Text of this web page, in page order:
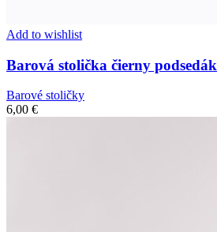
Add to wishlist
Barová stolička čierny podsedák
Barové stoličky
6,00 €